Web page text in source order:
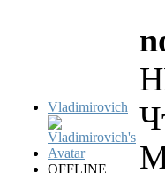
Vladimirovich
OFFLINE